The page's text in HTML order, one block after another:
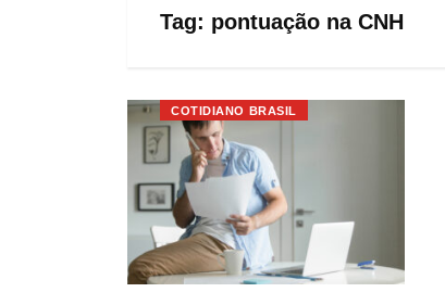
Tag: pontuação na CNH
COTIDIANO BRASIL